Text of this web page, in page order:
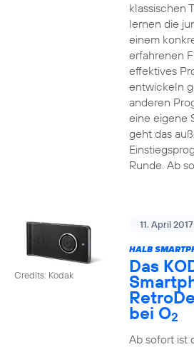
klassischen
lernen die
einem
erfahrenen
effektives
entwickeln
anderen
eine eigene
geht das
Runde. Ab
Credits: Kodak
11. April 2017
HALB
Das
bei O2
Ab sofort ist